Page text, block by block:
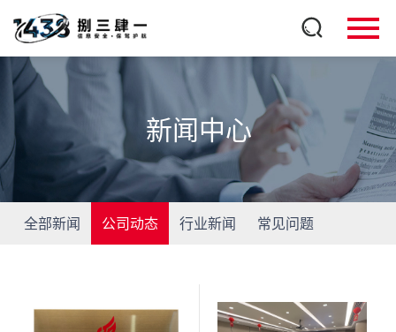
新闻中心
全部新闻 公司动态 行业新闻 常见问题